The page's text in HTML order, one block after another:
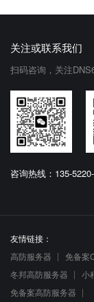
关注或联系我们
扫码咨询，关注
咨询热线：135-
友情链接：
高防服务器
免备案
冬邦高防服务器
小
免备案高防服务器